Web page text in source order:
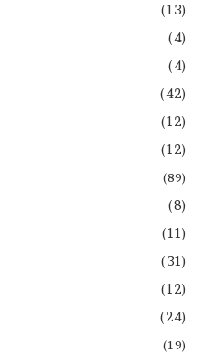
(13)
(4)
(4)
(42)
(12)
(12)
(89)
(8)
(11)
(31)
(12)
(24)
(19)